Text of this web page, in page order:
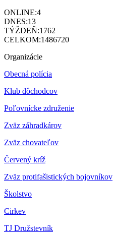
ONLINE:4
DNES:13
TÝŽDEŇ:1762
CELKOM:1486720
Organizácie
Obecná polícia
Klub dôchodcov
Poľovnícke združenie
Zväz záhradkárov
Zväz chovateľov
Červený kríž
Zväz protifašistických bojovníkov
Školstvo
Cirkev
TJ Družstevník